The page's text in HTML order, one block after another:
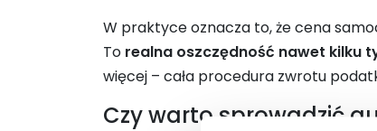
W praktyce oznacza to, że cena
To realna oszczędność nawet kilku
więcej – cała procedura zwrotu
Czy warto sprowadzić